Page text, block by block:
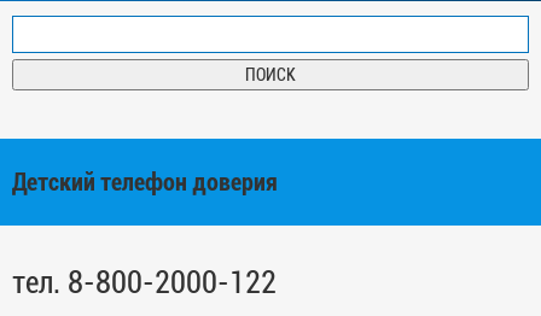
Детский телефон доверия
тел. 8-800-2000-122